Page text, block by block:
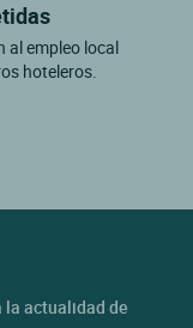
al empleo local
hoteleros.
la actualidad de